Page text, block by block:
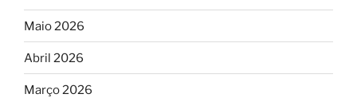
Maio 2026
Abril 2026
Março 2026